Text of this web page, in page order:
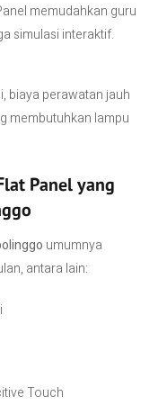
memudahkan guru
simulasi interaktif.
biaya perawatan jauh
membutuhkan lampu
Panel yang
umumnya
antara lain:
Touch